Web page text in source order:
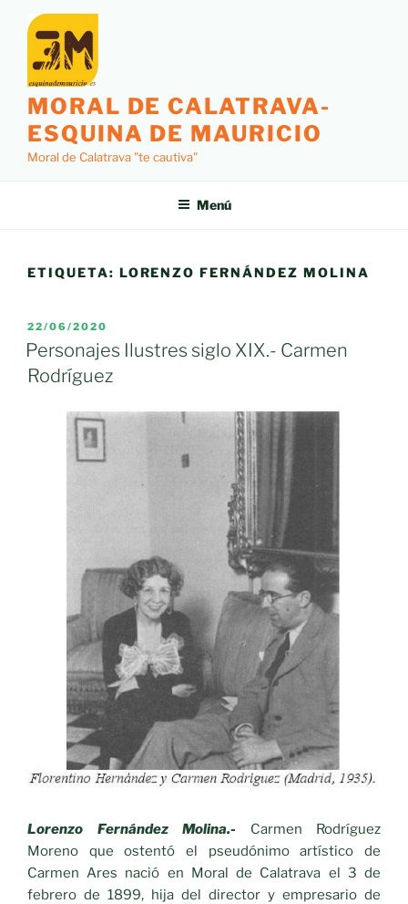
contenido
MORAL DE CALATRAVA-
ESQUINA DE MAURICIO
Moral de Calatrava "te cautiva"
Menú
ETIQUETA: LORENZO FERNÁNDEZ MOLINA
PUBLICADO
EL
22/06/2020
Personajes Ilustres siglo XIX.- Carmen
Rodríguez
Lorenzo Fernández Molina.- Carmen Rodríguez
Moreno que ostentó el pseudónimo artístico de
Carmen Ares nació en Moral de Calatrava el 3 de
febrero de 1899, hija del director y empresario de